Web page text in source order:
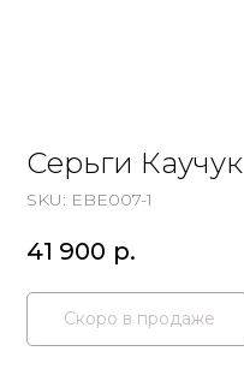
Серьги Каучук
SKU: EBE007-1
41 900 р.